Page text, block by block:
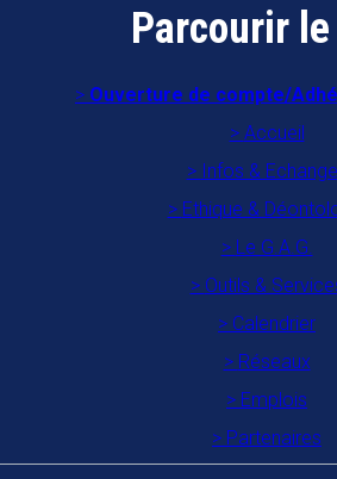
Parcourir
Ouverture de compte/
Accueil
Infos &
Ethique &
Le G.A.G.
Outils &
Calendrier
Réseaux
Emplois
Partenaires